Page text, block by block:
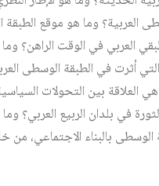
العربية؟ وما هو موقع
العربي في الوقت الراهن؟
أثرت في الطبقة الوسطى
العلاقة بين التحولات
في بلدان الربيع العربي؟
الوسطى بالبناء الاجتماعي، من